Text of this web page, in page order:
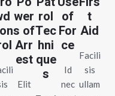
wer
s of
Arr
est
Elit
rol
Tec
hni
que
s
of
For
ce
Id
nec
t
Aid
Facili
sis
ullam